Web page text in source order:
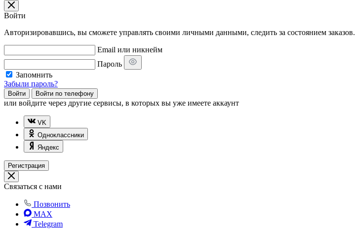
Войти
Авторизировавшись, вы сможете управлять своими личными данными, следить за состоянием заказов.
Email или никнейм
Пароль
Запомнить
Забыли пароль?
Войти Войти по телефону
или войдите через другие сервисы, в которых вы уже имеете аккаунт
VK
Одноклассники
Яндекс
Регистрация
Связаться с нами
Позвонить
MAX
Telegram